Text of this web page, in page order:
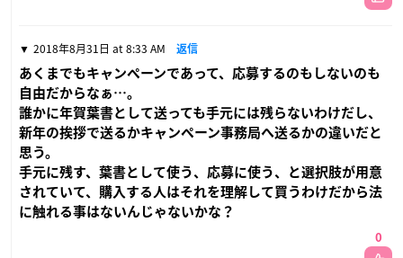
2018年8月31日 at 8:33 AM 返信
あくまでもキャンペーンであって、応募するのもしないのも
自由だからなぁ…。
誰かに年賀葉書として送っても手元には残らないわけだし、
新年の挨拶で送るかキャンペーン事務局へ送るかの違いだと
思う。
手元に残す、葉書として使う、応募に使う、と選択肢が用意
されていて、購入する人はそれを理解して買うわけだから法
に触れる事はないんじゃないかな？
0